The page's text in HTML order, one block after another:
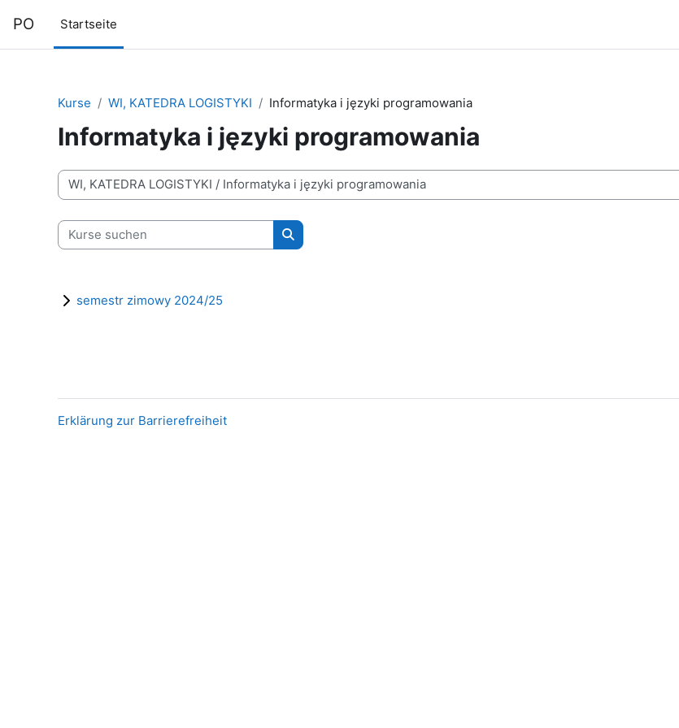
PO Startseite
Kurse WI, KATEDRA LOGISTYKI Informatyka i języki programowania
Informatyka i języki programowania
Kursbereiche
Kurse suchen
Kurse suchen
semestr zimowy 2024/25
Erklärung zur Barrierefreiheit